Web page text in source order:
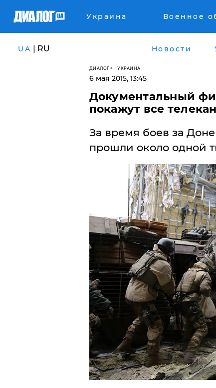
Украина Военное
UA | RU Новости
ДИАЛОГ УКРАИНА
6 мая 2015, 13:45
Документальный
покажут все
За время боев за
прошли около одной